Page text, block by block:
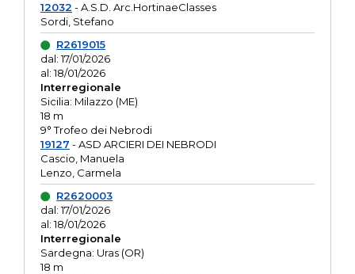
12032 - A.S.D. Arc.HortinaeClasses
Sordi, Stefano
R2619015
dal: 17/01/2026
al: 18/01/2026
Interregionale
Sicilia: Milazzo (ME)
18 m
9° Trofeo dei Nebrodi
19127 - ASD ARCIERI DEI NEBRODI
Cascio, Manuela
Lenzo, Carmela
R2620003
dal: 17/01/2026
al: 18/01/2026
Interregionale
Sardegna: Uras (OR)
18 m